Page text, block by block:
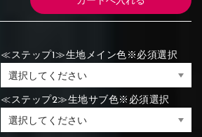
≪ステップ1≫生地メイン色※必須選択
≪ステップ2≫生地サブ色※必須選択